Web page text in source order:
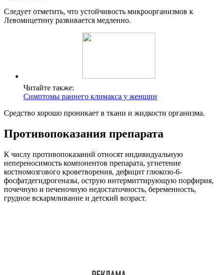
Следует отметить, что устойчивость микроорганизмов к
Левомицетину развивается медленно.
Читайте также:
Симптомы раннего климакса у женщин
Средство хорошо проникает в ткани и жидкости организма.
Противопоказания препарата
К числу противопоказаний относят индивидуальную
непереносимость компонентов препарата, угнетение
костномозгового кроветворения, дефицит глюкозо-6-
фосфатдегидрогеназы, острую интермиттирующую порфирия,
почечную и печеночную недостаточность, беременность,
грудное вскармливание и детский возраст.